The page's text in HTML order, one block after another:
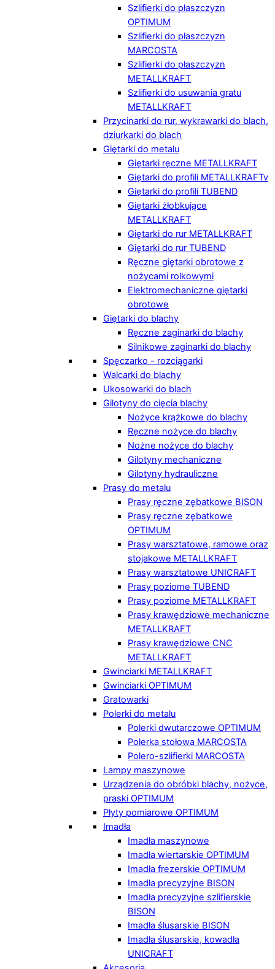
Szlifierki do płaszczyzn
OPTIMUM
Szlifierki do płaszczyzn
MARCOSTA
Szlifierki do płaszczyzn
METALLKRAFT
Szlifierki do usuwania gratu
METALLKRAFT
Przycinarki do rur, wykrawarki do blach,
dziurkarki do blach
Giętarki do metalu
Giętarki ręczne METALLKRAFT
Giętarki do profili METALLKRAFTv
Giętarki do profili TUBEND
Giętarki żłobkujące
METALLKRAFT
Giętarki do rur METALLKRAFT
Giętarki do rur TUBEND
Ręczne giętarki obrotowe z
nożycami rolkowymi
Elektromechaniczne giętarki
obrotowe
Giętarki do blachy
Ręczne zaginarki do blachy
Silnikowe zaginarki do blachy
Spęczarko - rozciągarki
Walcarki do blachy
Ukosowarki do blach
Gilotyny do cięcia blachy
Nożyce krążkowe do blachy
Ręczne nożyce do blachy
Nożne nożyce do blachy
Gilotyny mechaniczne
Gilotyny hydrauliczne
Prasy do metalu
Prasy ręczne zębatkowe BISON
Prasy ręczne zębatkowe
OPTIMUM
Prasy warsztatowe, ramowe oraz
stojakowe METALLKRAFT
Prasy warsztatowe UNICRAFT
Prasy poziome TUBEND
Prasy poziome METALLKRAFT
Prasy krawędziowe mechaniczne
METALLKRAFT
Prasy krawędziowe CNC
METALLKRAFT
Gwinciarki METALLKRAFT
Gwinciarki OPTIMUM
Gratowarki
Polerki do metalu
Polerki dwutarczowe OPTIMUM
Polerka stołowa MARCOSTA
Polero-szlifierki MARCOSTA
Lampy maszynowe
Urządzenia do obróbki blachy, nożyce,
praski OPTIMUM
Płyty pomiarowe OPTIMUM
Imadła
Imadła maszynowe
Imadła wiertarskie OPTIMUM
Imadła frezerskie OPTIMUM
Imadła precyzyjne BISON
Imadła precyzyjne szlifierskie
BISON
Imadła ślusarskie BISON
Imadła ślusarskie, kowadła
UNICRAFT